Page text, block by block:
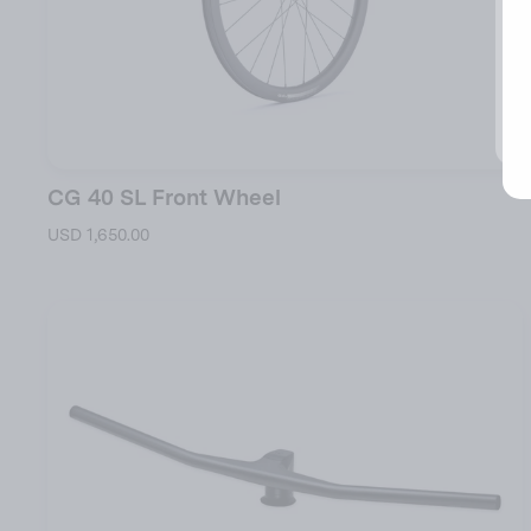
CG 40 SL Front Wheel
USD 1,650.00